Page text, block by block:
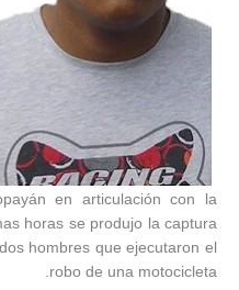
en articulación con la
horas se produjo la captura
hombres que ejecutaron el
robo de una motocicleta.